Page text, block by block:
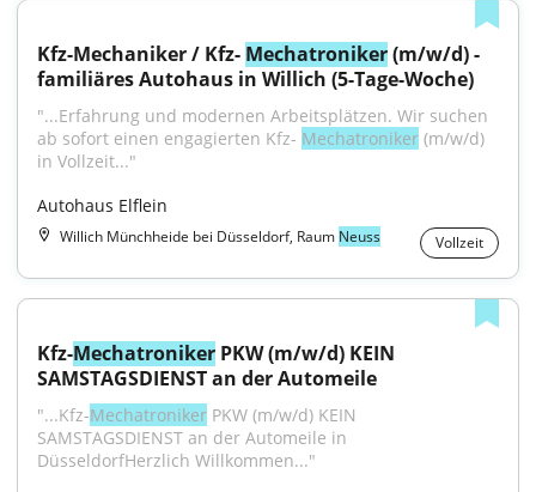
Kfz-Mechaniker / Kfz- Mechatroniker (m/w/d) -
familiäres Autohaus in Willich (5-Tage-Woche)
"...Erfahrung und modernen Arbeitsplätzen. Wir suchen
ab sofort einen engagierten Kfz- Mechatroniker (m/w/d)
in Vollzeit..."
Autohaus Elflein
Willich Münchheide bei Düsseldorf, Raum Neuss Vollzeit
Kfz-Mechatroniker PKW (m/w/d) KEIN
SAMSTAGSDIENST an der Automeile
"...Kfz-Mechatroniker PKW (m/w/d) KEIN
SAMSTAGSDIENST an der Automeile in
DüsseldorfHerzlich Willkommen..."